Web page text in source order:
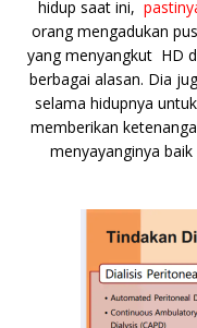
hidup saat ini,
orang mengadukan
yang menyangkut HD
berbagai alasan. Dia
selama hidupnya
memberikan
menyayanginya